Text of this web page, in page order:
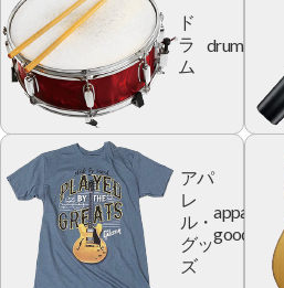
ド
ラ
ム
drum
アパ
レ
ル・
グッ
ズ
apparel
goods